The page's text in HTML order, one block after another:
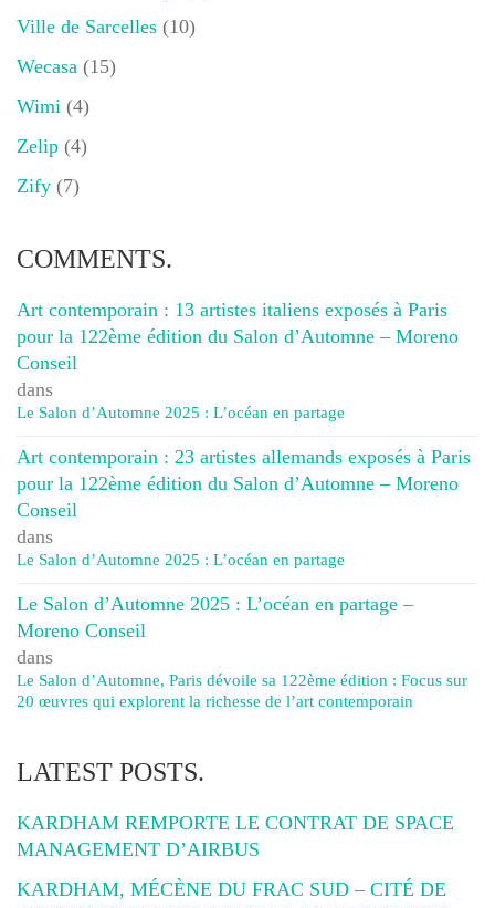
Ville de Sarcelles (10)
Wecasa (15)
Wimi (4)
Zelip (4)
Zify (7)
COMMENTS.
Art contemporain : 13 artistes italiens exposés à Paris
pour la 122ème édition du Salon d’Automne – Moreno
Conseil
dans
Le Salon d’Automne 2025 : L’océan en partage
Art contemporain : 23 artistes allemands exposés à Paris
pour la 122ème édition du Salon d’Automne – Moreno
Conseil
dans
Le Salon d’Automne 2025 : L’océan en partage
Le Salon d’Automne 2025 : L’océan en partage –
Moreno Conseil
dans
Le Salon d’Automne, Paris dévoile sa 122ème édition : Focus sur
20 œuvres qui explorent la richesse de l’art contemporain
LATEST POSTS.
KARDHAM REMPORTE LE CONTRAT DE SPACE
MANAGEMENT D’AIRBUS
KARDHAM, MÉCÈNE DU FRAC SUD – CITÉ DE